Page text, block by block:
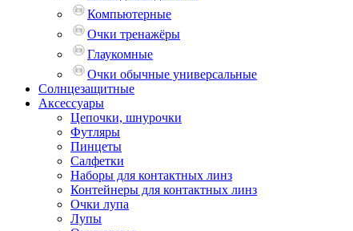
Компьютерные
Очки тренажёры
Глаукомные
Очки обычные универсальные
Солнцезащитные
Аксессуары
Цепочки, шнурочки
Футляры
Пинцеты
Салфетки
Наборы для контактных линз
Контейнеры для контактных линз
Очки лупа
Лупы